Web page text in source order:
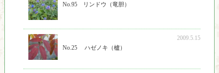
No.95 リンドウ（竜胆）
2009.5.15
No.25 ハゼノキ（櫨）